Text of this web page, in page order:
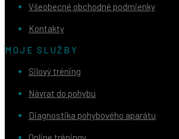
Všeobecné obchodné podmienky
Kontakty
MOJE SLUŽBY
Silový tréning
Návrat do pohybu
Diagnostika pohybového aparátu